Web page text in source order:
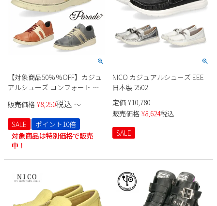
【対象商品50%%OFF】カジュ
アルシューズ コンフォート ス
ゆったり 幅広 4E 撥水 Parade
7228 軽い 歩きやすい 疲れにく
い 本革 日本製
販売価格 ¥8,250税込 〜
SALE
ポイント10倍
対象商品は特別価格で販売
中！
NICO カジュアルシューズ EEE
日本製 2502
定価 ¥10,780
販売価格 ¥8,624税込
SALE